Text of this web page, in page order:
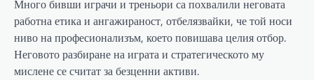
Много бивши играчи и треньори са похвалили неговата
работна етика и ангажираност, отбелязвайки, че той носи
ниво на професионализъм, което повишава целия отбор.
Неговото разбиране на играта и стратегическото му
мислене се считат за безценни активи.